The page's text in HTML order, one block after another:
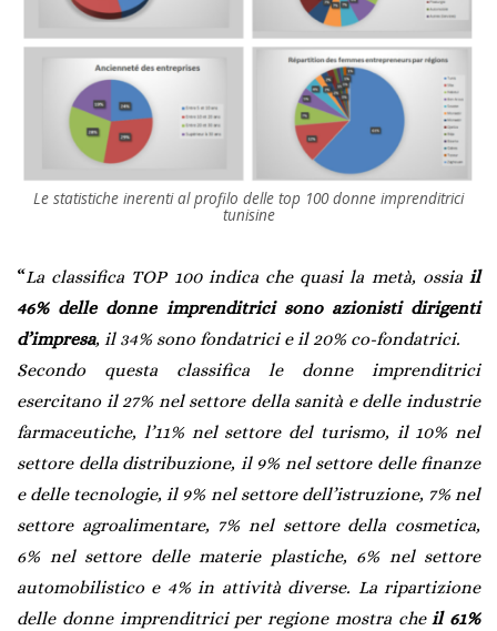
Le statistiche inerenti al profilo delle top 100 donne imprenditrici
tunisine
“La classifica TOP 100 indica che quasi la metà, ossia il
46% delle donne imprenditrici sono azionisti dirigenti
d’impresa, il 34% sono fondatrici e il 20% co-fondatrici.
Secondo questa classifica le donne imprenditrici
esercitano il 27% nel settore della sanità e delle industrie
farmaceutiche, l’11% nel settore del turismo, il 10% nel
settore della distribuzione, il 9% nel settore delle finanze
e delle tecnologie, il 9% nel settore dell’istruzione, 7% nel
settore agroalimentare, 7% nel settore della cosmetica,
6% nel settore delle materie plastiche, 6% nel settore
automobilistico e 4% in attività diverse. La ripartizione
delle donne imprenditrici per regione mostra cheil 61%